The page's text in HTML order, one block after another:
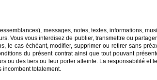
messages, notes, textes, informations,
Vous vous interdisez de publier, transmettre ou
le cas échéant, modifier, supprimer ou retirer sans
du présent contrat ainsi que tout pouvant
ou des tiers ou leur porter atteinte. La responsabilité et
totalement.